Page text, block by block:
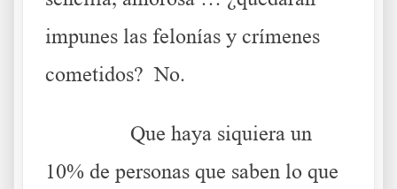
impunes las felonías y crímenes
cometidos? No.
Que haya siquiera un
10% de personas que saben lo que